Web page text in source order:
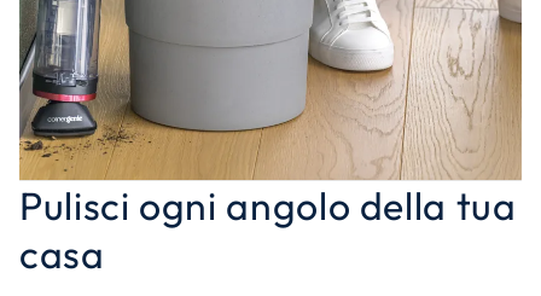
Pulisci ogni angolo della tua
casa